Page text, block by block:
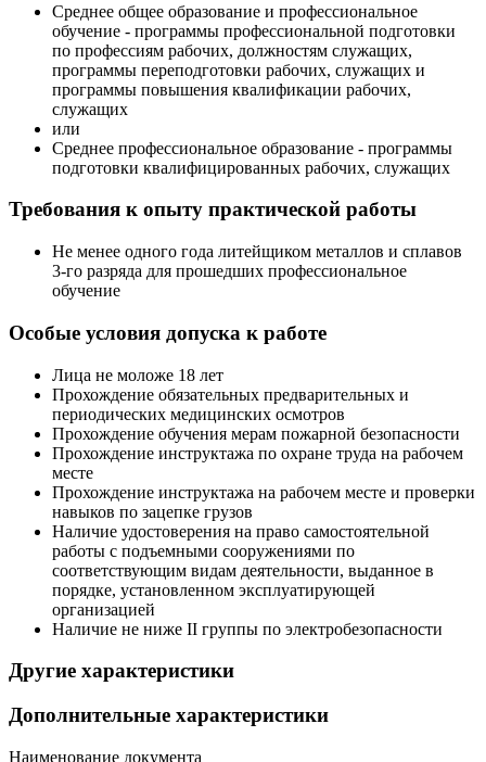
Среднее общее образование и профессиональное
обучение - программы профессиональной подготовки
по профессиям рабочих, должностям служащих,
программы переподготовки рабочих, служащих и
программы повышения квалификации рабочих,
служащих
или
Среднее профессиональное образование - программы
подготовки квалифицированных рабочих, служащих
Требования к опыту практической работы
Не менее одного года литейщиком металлов и сплавов
3-го разряда для прошедших профессиональное
обучение
Особые условия допуска к работе
Лица не моложе 18 лет
Прохождение обязательных предварительных и
периодических медицинских осмотров
Прохождение обучения мерам пожарной безопасности
Прохождение инструктажа по охране труда на рабочем
месте
Прохождение инструктажа на рабочем месте и проверки
навыков по зацепке грузов
Наличие удостоверения на право самостоятельной
работы с подъемными сооружениями по
соответствующим видам деятельности, выданное в
порядке, установленном эксплуатирующей
организацией
Наличие не ниже II группы по электробезопасности
Другие характеристики
Дополнительные характеристики
Наименование документа